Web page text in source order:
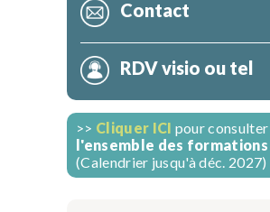
Contact
RDV visio ou tel
>> Cliquer ICI pour consulter
l'ensemble des formations
(Calendrier jusqu'à déc. 2027)